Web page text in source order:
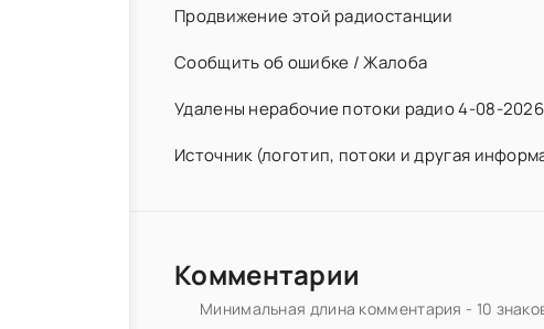
Продвижение этой радиостанции
Сообщить об ошибке / Жалоба
Удалены нерабочие потоки радио 4-08-
Источник (логотип, потоки и другая
Комментарии
Минимальная длина комментария - 10